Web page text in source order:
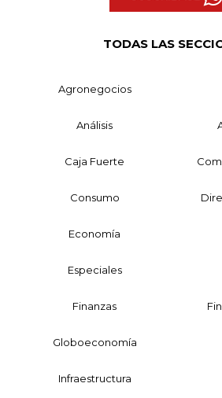
TODAS LAS
Agronegocios
Análisis
Caja Fuerte
Consumo
Economía
Especiales
Finanzas
Globoeconomía
Infraestructura